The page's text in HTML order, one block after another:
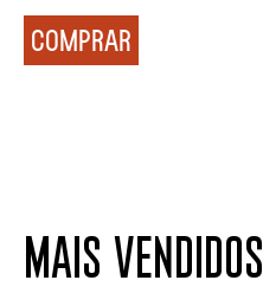
COMPRAR
MAIS VENDIDOS